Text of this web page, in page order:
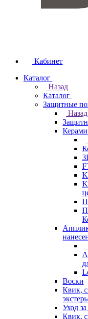
Кабинет
Каталог
Назад
Каталог
Защитные
Назад
Воски
Квик,
Уход
Квик,